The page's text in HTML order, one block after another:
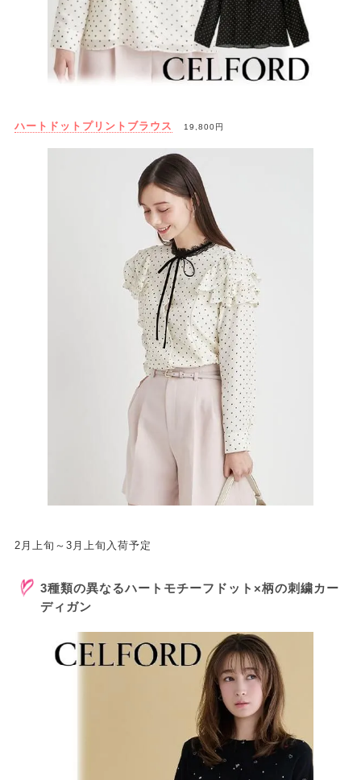
ハートドットプリントブラウス 19,800円
2月上旬～3月上旬入荷予定
3種類の異なるハートモチーフドット×柄の刺繍カー
ディガン